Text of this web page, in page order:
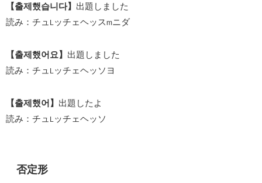
【출제했습니다】 出題しました
読み：チュ
ッチェヘッスmニダ
【출제했어요】 出題しました
読み：チュ
ッチェヘッソヨ
【출제했어】 出題したよ
読み：チュ
ッチェヘッソ
否定形